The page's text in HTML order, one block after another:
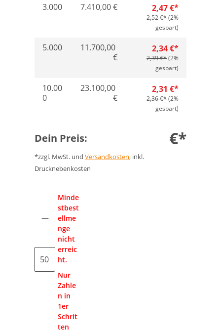
3.000 7.410,00 € 2,47 €*
2,52 €*(2%
gespart)
5.000
11.700,00
€
2,34 €*
2,39 €*(2%
gespart)
10.00
0
23.100,00
€
2,31 €*
2,36 €*(2%
gespart)
Dein Preis: €*
*zzgl. MwSt. und Versandkosten, inkl.
Drucknebenkosten
Minde
stbest
ellme
nge
nicht
erreic
ht.
Nur
Zahle
n in
1er
Schrit
ten